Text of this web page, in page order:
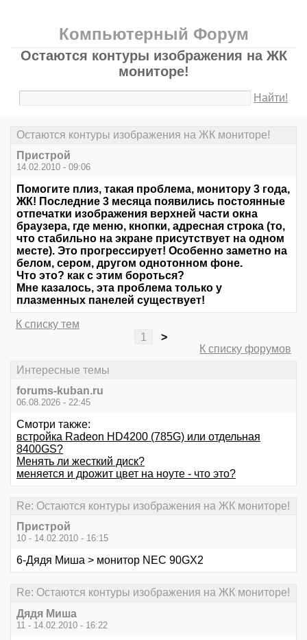
Компьютерный Форум
Остаются контуры изображения на ЖК
мониторе!
Найти!
Остаются контуры изображения на ЖК мониторе!
Пристрой
14.02.2010 - 09:06
Помогите плиз, такая проблема, монитору 3 года,
ЖК! Последние 3 месяца появились постоянные
отпечатки изображения верхней части окна
браузера, где меню, кнопки, адресная строка (то,
что стабильно на экране присутствует на одном
месте). Это прогрессирует! Особенно заметно на
белом, сером, другом однотонном фоне.
Что это? как с этим бороться?
Мне казалось, эта проблема только у
плазменных панелей существует!
К списку тем
1
>
К списку форумов
Интересные темы
forums-kuban.ru
06.08.2026 - 22:45
Смотри также:
встройка Radeon HD4200 (785G) или отдельная
8400GS?
Менять ли жесткий диск?
меняется и дрожит цвет на ноуте - что это?
Re: Остаются контуры изображения на ЖК мониторе!
Пристрой
10 - 14.02.2010 - 16:15
6-Дядя Миша > монитор NEC 90GX2
Re: Остаются контуры изображения на ЖК мониторе!
Дядя Миша
11 - 14.02.2010 - 16:22